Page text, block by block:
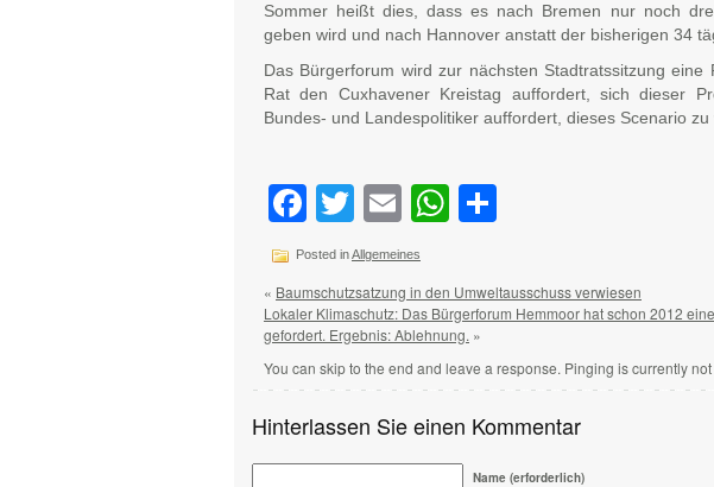
Sommer heißt dies, dass es nach Bremen nur noch
geben wird und nach Hannover anstatt der bisherigen 34
Das Bürgerforum wird zur nächsten Stadtratssitzung
Rat den Cuxhavener Kreistag auffordert, sich dieser
Bundes- und Landespolitiker auffordert, dieses Scenario zu
Facebook
TwitterEmailWhatsApp
Posted inAllgemeines
« Baumschutzsatzung in den Umweltausschuss verwiesen
Lokaler Klimaschutz: Das Bürgerforum Hemmoor hat schon 2012
gefordert. Ergebnis: Ablehnung. »
You can skip to the end and leave a response. Pinging is currently
Hinterlassen Sie einen Kommentar
Name (erforderlich)